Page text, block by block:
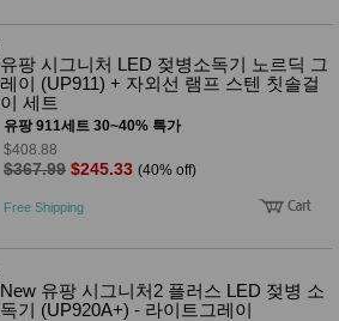
유팡 시그니처 LED 젖병소독기 노르딕 그
레이 (UP911) + 자외선 램프 스텐 칫솔걸
이 세트
유팡 911세트 30~40% 특가
$408.88
$367.99 $245.33 (40% off)
Free Shipping
New 유팡 시그니처2 플러스 LED 젖병 소
독기 (UP920A+) - 라이트그레이